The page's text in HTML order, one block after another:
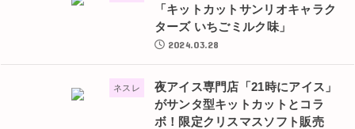
「キットカットサンリオキャラク
ターズ いちごミルク味」
2024.03.28
ネスレ
夜アイス専門店「21時にアイス」
がサンタ型キットカットとコラ
ボ！限定クリスマスソフト販売